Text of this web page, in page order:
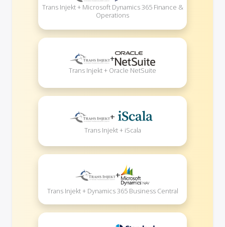
Trans Injekt + Microsoft Dynamics 365 Finance &
Operations
+
Trans Injekt + Oracle NetSuite
+
Trans Injekt + iScala
+
Trans Injekt + Dynamics 365 Business Central